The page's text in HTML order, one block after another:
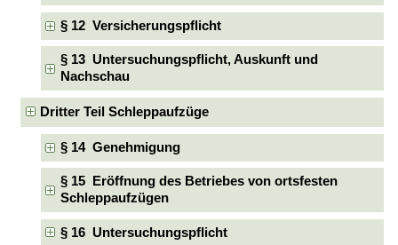
§ 12 Versicherungspflicht
§ 13 Untersuchungspflicht, Auskunft und
Nachschau
Dritter Teil Schleppaufzüge
§ 14 Genehmigung
§ 15 Eröffnung des Betriebes von ortsfesten
Schleppaufzügen
§ 16 Untersuchungspflicht